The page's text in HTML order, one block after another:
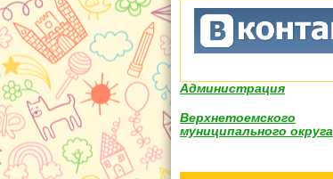
Администрация
Верхнетоемского
муниципального округа